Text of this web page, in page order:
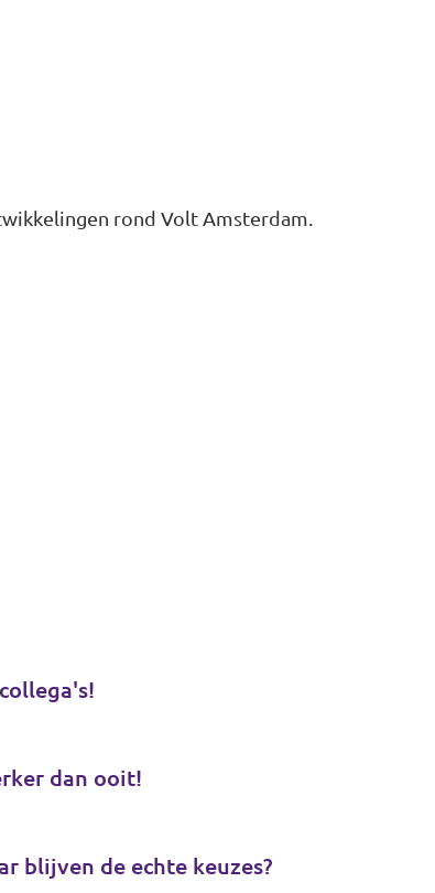
rond Volt Amsterdam.
dan ooit!
blijven de echte keuzes?